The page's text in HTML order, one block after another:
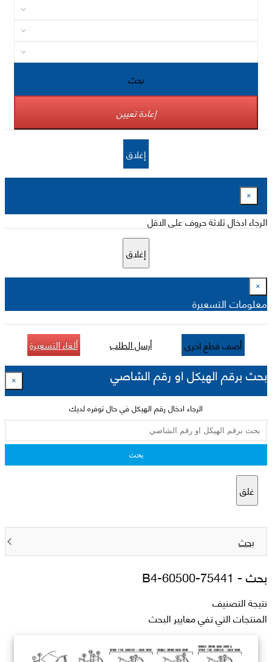
بحث
إعادة تعيين
إغلاق
×
الرجاء ادخال ثلاثة حروف على الاقل
إغلاق
×
معلومات التسعيرة
أضف قطع اخرى أرسل الطلب ألغاء التسعيرة
بحث برقم الهيكل او رقم الشاصي ×
الرجاء ادخال رقم الهيكل في حال توفره لديك
بحث
غلق
بحث
بحث - 75441-60500-B4
نتيجة التصنيف
المنتجات التي تفي معايير البحث